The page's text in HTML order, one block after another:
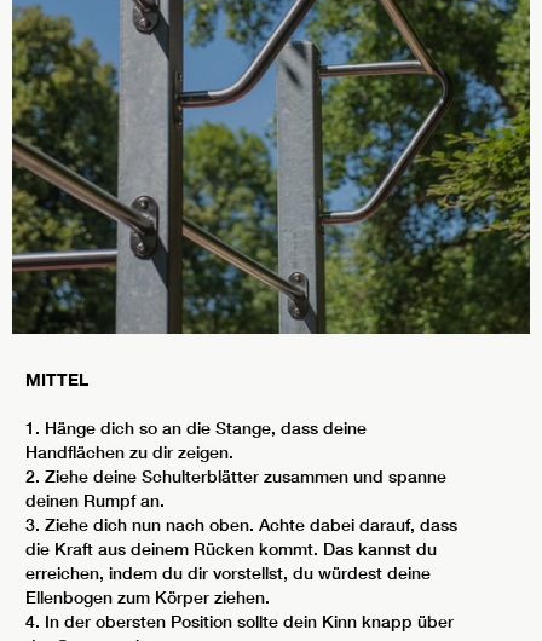
MITTEL
1. Hänge dich so an die Stange, dass deine
Handflächen zu dir zeigen.
2. Ziehe deine Schulterblätter zusammen und spanne
deinen Rumpf an.
3. Ziehe dich nun nach oben. Achte dabei darauf, dass
die Kraft aus deinem Rücken kommt. Das kannst du
erreichen, indem du dir vorstellst, du würdest deine
Ellenbogen zum Körper ziehen.
4. In der obersten Position sollte dein Kinn knapp über